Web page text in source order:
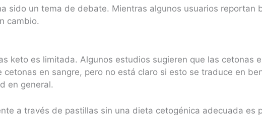
sido un tema de debate. Mientras algunos usuarios reportan
cambio.
keto es limitada. Algunos estudios sugieren que las cetonas
cetonas en sangre, pero no está claro si esto se traduce en
en general.
a través de pastillas sin una dieta cetogénica adecuada es